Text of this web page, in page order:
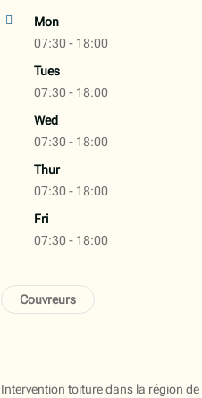
Mon
07:30 - 18:00
Tues
07:30 - 18:00
Wed
07:30 - 18:00
Thur
07:30 - 18:00
Fri
07:30 - 18:00
Couvreurs
Intervention toiture dans la région